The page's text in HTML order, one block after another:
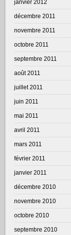
janvier 2012
décembre 2011
novembre 2011
octobre 2011
septembre 2011
août 2011
juillet 2011
juin 2011
mai 2011
avril 2011
mars 2011
février 2011
janvier 2011
décembre 2010
novembre 2010
octobre 2010
septembre 2010